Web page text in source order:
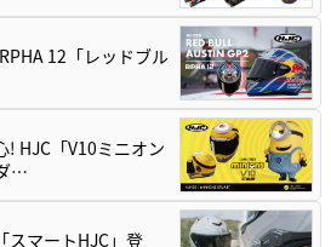
12「レッドブル
! HJC「V10ミニオン
…
スマートHJC」登